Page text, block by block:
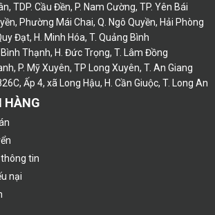
TDP. Cầu Đền, P. Nam Cường, TP. Yên Bái
Phường Mái Chai, Q. Ngô Quyền, Hải Phòng
Đạt, H. Minh Hóa, T. Quảng Bình
Thạnh, H. Đức Trọng, T. Lâm Đồng
P. Mỹ Xuyên, TP Long Xuyên, T. An Giang
Ấp 4, xã Long Hậu, H. Cần Giuộc, T. Long An
HÀNG
tin
nại